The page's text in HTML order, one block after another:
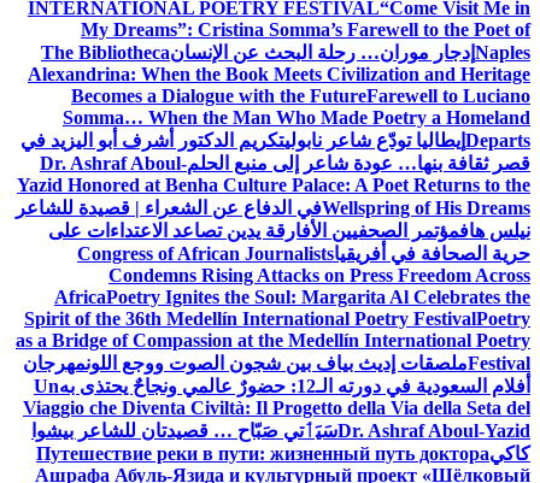
INTERNATIONAL POETRY FESTIVAL“Come Visit Me in
My Dreams”: Cristina Somma’s Farewell to the Poet of
Naples إدجار موران… رحلة البحث عن الإنسانThe Bibliotheca
Alexandrina: When the Book Meets Civilization and Heritage
Becomes a Dialogue with the FutureFarewell to Luciano
Somma… When the Man Who Made Poetry a Homeland
Departs إيطاليا تودّع شاعر نابوليتكريم الدكتور أشرف أبو اليزيد في
قصر ثقافة بنها… عودة شاعر إلى منبع الحلمDr. Ashraf Aboul-
Yazid Honored at Benha Culture Palace: A Poet Returns to the
Wellspring of His Dreamsفي الدفاع عن الشعراء | قصيدة للشاعر
نيلس هافمؤتمر الصحفيين الأفارقة يدين تصاعد الاعتداءات على
حرية الصحافة في أفريقياCongress of African Journalists
Condemns Rising Attacks on Press Freedom Across
AfricaPoetry Ignites the Soul: Margarita Al Celebrates the
Spirit of the 36th Medellín International Poetry FestivalPoetry
as a Bridge of Compassion at the Medellín International Poetry
Festivalملصقات إديث بياف بين شجون الصوت ووجع اللونمهرجان
أفلام السعودية في دورته الـ12: حضورٌ عالمي ونجاحٌ يحتذى به
Un
Viaggio che Diventa Civiltà: Il Progetto della Via della Seta del
Dr. Ashraf Aboul-Yazidسَيَٲتي صَبّاح … قصيدتان للشاعر بيشوا
كاكيПутешествие реки в пути: жизненный путь доктора
Ашрафа Абуль-Язида и культурный проект «Шёлковый